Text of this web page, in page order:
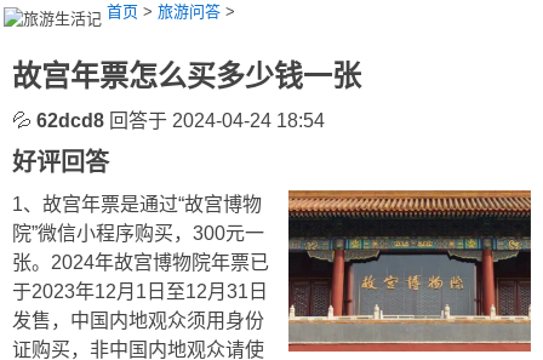
首页 > 旅游问答 >
故宫年票怎么买多少钱一张
💦 62dcd8 回答于 2024-04-24 18:54
好评回答
1、故宫年票是通过“故宫博物
院”微信小程序购买，300元一
张。2024年故宫博物院年票已
于2023年12月1日至12月31日
发售，中国内地观众须用身份
证购买，非中国内地观众请使